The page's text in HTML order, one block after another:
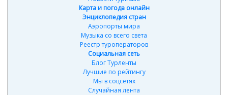
Карта и погода онлайн
Энциклопедия стран
Аэропорты мира
Музыка со всего света
Реестр туроператоров
Социальная сеть
Блог Турленты
Лучшие по рейтингу
Мы в соцсетях
Случайная лента